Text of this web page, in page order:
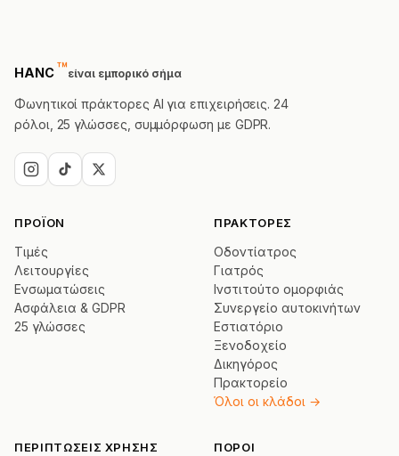
HANC™
trademarkείναι εμπορικό σήμα
Φωνητικοί πράκτορες AI για επιχειρήσεις. 24
ρόλοι, 25 γλώσσες, συμμόρφωση με GDPR.
ΠΡΟΪΌΝ
Τιμές
Λειτουργίες
Ενσωματώσεις
Ασφάλεια & GDPR
25 γλώσσες
ΠΡΆΚΤΟΡΕΣ
Οδοντίατρος
Γιατρός
Ινστιτούτο ομορφιάς
Συνεργείο αυτοκινήτων
Εστιατόριο
Ξενοδοχείο
Δικηγόρος
Πρακτορείο
Όλοι οι κλάδοι →
ΠΕΡΙΠΤΏΣΕΙΣ ΧΡΉΣΗΣ
ΠΌΡΟΙ